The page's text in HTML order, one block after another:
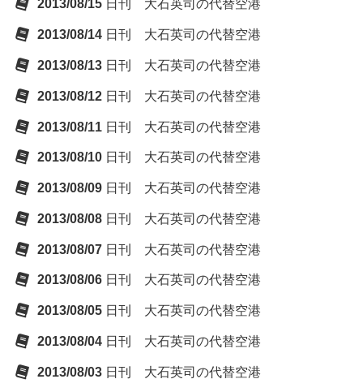
2013/08/15 日刊 大石英司の代替空港
2013/08/14 日刊 大石英司の代替空港
2013/08/13 日刊 大石英司の代替空港
2013/08/12 日刊 大石英司の代替空港
2013/08/11 日刊 大石英司の代替空港
2013/08/10 日刊 大石英司の代替空港
2013/08/09 日刊 大石英司の代替空港
2013/08/08 日刊 大石英司の代替空港
2013/08/07 日刊 大石英司の代替空港
2013/08/06 日刊 大石英司の代替空港
2013/08/05 日刊 大石英司の代替空港
2013/08/04 日刊 大石英司の代替空港
2013/08/03 日刊 大石英司の代替空港